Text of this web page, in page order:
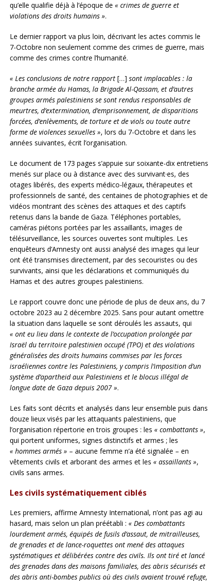
qu’elle qualifie déjà à l’époque de « crimes de guerre et
violations des droits humains ».
Le dernier rapport va plus loin, décrivant les actes commis le
7-Octobre non seulement comme des crimes de guerre, mais
comme des crimes contre l’humanité.
« Les conclusions de notre rapport […] sont implacables : la
branche armée du Hamas, la Brigade Al-Qassam, et d’autres
groupes armés palestiniens se sont rendus responsables de
meurtres, d’extermination, d’emprisonnement, de disparitions
forcées, d’enlèvements, de torture et de viols ou toute autre
forme de violences sexuelles », lors du 7-Octobre et dans les
années suivantes, écrit l’organisation.
Le document de 173 pages s’appuie sur soixante-dix entretiens
menés sur place ou à distance avec des survivant·es, des
otages libérés, des experts médico-légaux, thérapeutes et
professionnels de santé, des centaines de photographies et de
vidéos montrant des scènes des attaques et des captifs
retenus dans la bande de Gaza. Téléphones portables,
caméras piétons portées par les assaillants, images de
télésurveillance, les sources ouvertes sont multiples. Les
enquêteurs d’Amnesty ont aussi analysé des images qui leur
ont été transmises directement, par des secouristes ou des
survivants, ainsi que les déclarations et communiqués du
Hamas et des autres groupes palestiniens.
Le rapport couvre donc une période de plus de deux ans, du 7
octobre 2023 au 2 décembre 2025. Sans pour autant omettre
la situation dans laquelle se sont déroulés les assauts, qui
« ont eu lieu dans le contexte de l’occupation prolongée par
Israël du territoire palestinien occupé (TPO) et des violations
généralisées des droits humains commises par les forces
israéliennes contre les Palestiniens, y compris l’imposition d’un
système d’apartheid aux Palestiniens et le blocus illégal de
longue date de Gaza depuis 2007 ».
Les faits sont décrits et analysés dans leur ensemble puis dans
douze lieux visés par les attaquants palestiniens, que
l’organisation répertorie en trois groupes : les « combattants »,
qui portent uniformes, signes distinctifs et armes ; les
« hommes armés » – aucune femme n’a été signalée – en
vêtements civils et arborant des armes et les « assaillants »,
civils sans armes.
Les civils systématiquement ciblés
Les premiers, affirme Amnesty International, n’ont pas agi au
hasard, mais selon un plan préétabli : « Des combattants
lourdement armés, équipés de fusils d’assaut, de mitrailleuses,
de grenades et de lance-roquettes ont mené des attaques
systématiques et délibérées contre des civils. Ils ont tiré et lancé
des grenades dans des maisons familiales, des abris sécurisés et
des abris anti-bombes publics où des civils avaient trouvé refuge,